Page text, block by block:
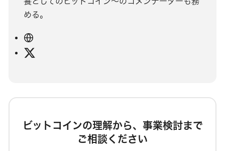
める。
ウ
ェ
イ
ビットコインの理解から、事業検討まで
ご相談ください